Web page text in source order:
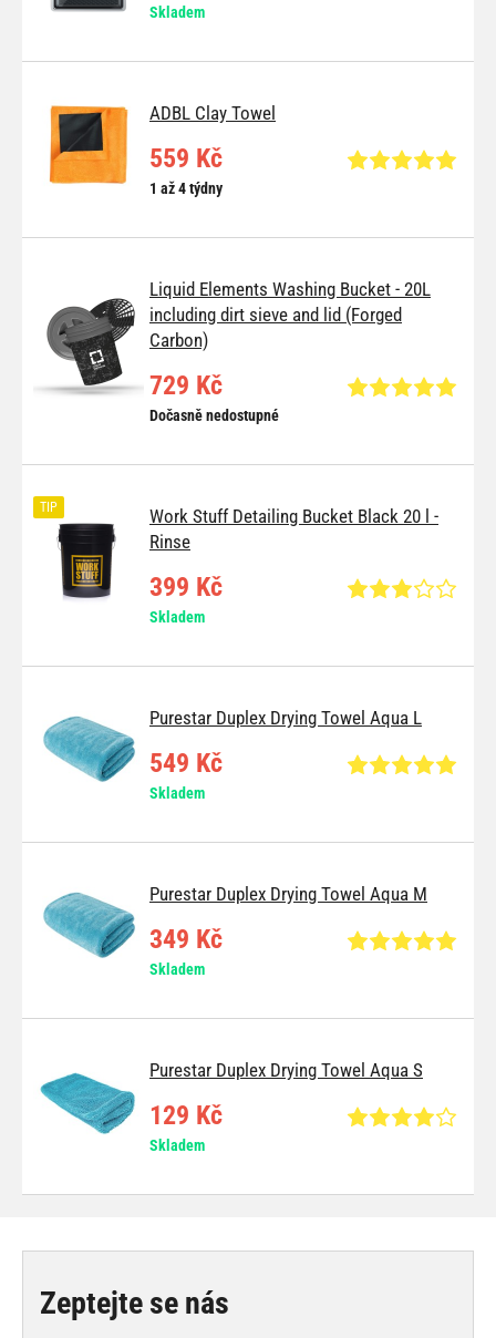
Skladem
ADBL Clay Towel
559 Kč
1 až 4 týdny
Liquid Elements Washing Bucket - 20L
including dirt sieve and lid (Forged
Carbon)
729 Kč
Dočasně nedostupné
Work Stuff Detailing Bucket Black 20 l -
Rinse
TIP
399 Kč
Skladem
Purestar Duplex Drying Towel Aqua L
549 Kč
Skladem
Purestar Duplex Drying Towel Aqua M
349 Kč
Skladem
Purestar Duplex Drying Towel Aqua S
129 Kč
Skladem
Zeptejte se nás